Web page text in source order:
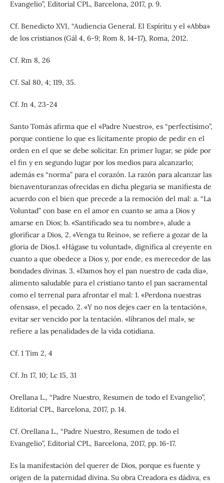
Evangelio”, Editorial CPL, Barcelona, 2017, p. 9.
Cf. Benedicto XVI, “Audiencia General. El Espíritu y el «Abba»
de los cristianos (Gál 4, 6-9; Rom 8, 14-17), Roma, 2012.
Cf. Rm 8, 26
Cf. Sal 80, 4; 119, 35.
Cf. Jn 4, 23-24
Santo Tomás afirma que el «Padre Nuestro», es “perfectísimo”,
porque contiene lo que es lícitamente propio de pedir en el
orden en el que se debe solicitar. En primer lugar, se pide por
el fin y en segundo lugar por los medios para alcanzarlo;
además es “norma” para el corazón. La razón para alcanzar las
bienaventuranzas ofrecidas en dicha plegaria se manifiesta de
acuerdo con el bien que precede a la remoción del mal: a. “La
Voluntad” con base en el amor en cuanto se ama a Dios y
amarse en Dios; b. «Santificado sea tu nombre», alude a
glorificar a Dios, 2. «Venga tu Reino», se refiere a gozar de la
gloria de Dios.1. «Hágase tu voluntad», dignifica al creyente en
cuanto a que obedece a Dios y, por ende, es merecedor de las
bondades divinas. 3. «Damos hoy el pan nuestro de cada día»,
alimento saludable para el cristiano tanto el pan sacramental
como el terrenal para afrontar el mal: 1. «Perdona nuestras
ofensas», el pecado. 2. «Y no nos dejes caer en la tentación»,
evitar ser vencido por la tentación. «líbranos del mal», se
refiere a las penalidades de la vida cotidiana.
Cf. 1 Tim 2, 4
Cf. Jn 17, 10; Lc 15, 31
Orellana L., “Padre Nuestro, Resumen de todo el Evangelio”,
Editorial CPL, Barcelona, 2017, p. 14.
Cf. Orellana L., “Padre Nuestro, Resumen de todo el
Evangelio”, Editorial CPL, Barcelona, 2017, pp. 16-17.
Es la manifestación del querer de Dios, porque es fuente y
origen de la paternidad divina. Su obra Creadora es dádiva, es